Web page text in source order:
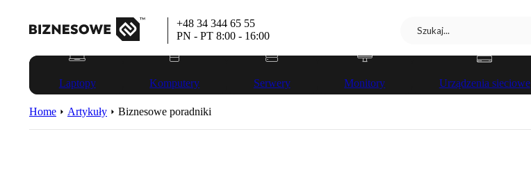
+48 34 344 65 55
PN - PT 8:00 - 16:00
Laptopy Komputery Serwery Monitory Urządzenia sieciowe
Home Artykuły Biznesowe poradniki